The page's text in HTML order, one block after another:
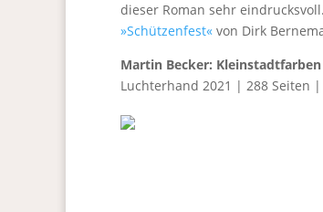
dieser Roman sehr
»Schützenfest« von Dirk
Martin Becker: Kleinstadtfarben
Luchterhand 2021 | 288 Seiten |